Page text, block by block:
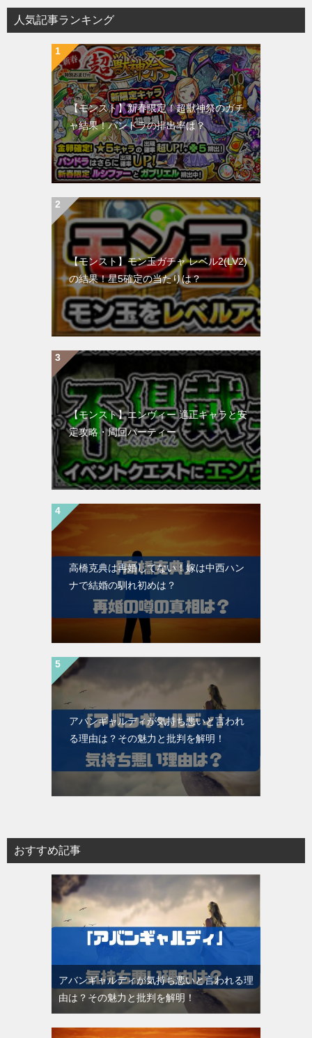
人気記事ランキング
【モンスト】新春限定！超獣神祭のガチ
ャ結果！パンドラの排出率は？
【モンスト】モン玉ガチャ レベル2(LV2)
の結果！星5確定の当たりは？
【モンスト】エンヴィー 適正キャラと安
定攻略・周回パーティー
高橋克典は再婚してない！嫁は中西ハン
ナで結婚の馴れ初めは？
アバンギャルディが気持ち悪いと言われ
る理由は？その魅力と批判を解明！
おすすめ記事
アバンギャルディが気持ち悪いと言われる理
由は？その魅力と批判を解明！